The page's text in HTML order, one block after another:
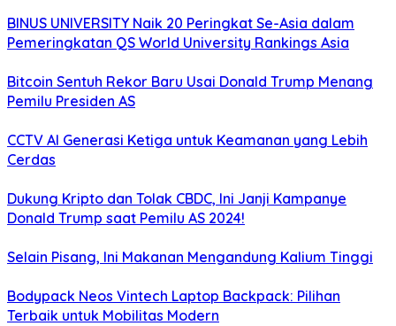
BINUS UNIVERSITY Naik 20 Peringkat Se-Asia dalam
Pemeringkatan QS World University Rankings Asia
Bitcoin Sentuh Rekor Baru Usai Donald Trump Menang
Pemilu Presiden AS
CCTV AI Generasi Ketiga untuk Keamanan yang Lebih
Cerdas
Dukung Kripto dan Tolak CBDC, Ini Janji Kampanye
Donald Trump saat Pemilu AS 2024!
Selain Pisang, Ini Makanan Mengandung Kalium Tinggi
Bodypack Neos Vintech Laptop Backpack: Pilihan
Terbaik untuk Mobilitas Modern